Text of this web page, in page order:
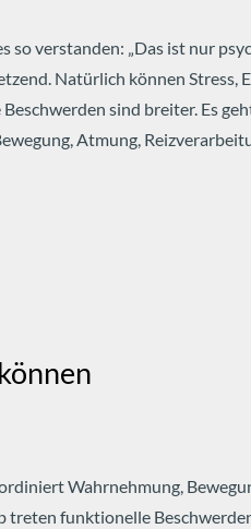
verstanden: „Das ist nur
Natürlich können Stress,
sind breiter. Es
Atmung,
Wahrnehmung,
treten funktionelle